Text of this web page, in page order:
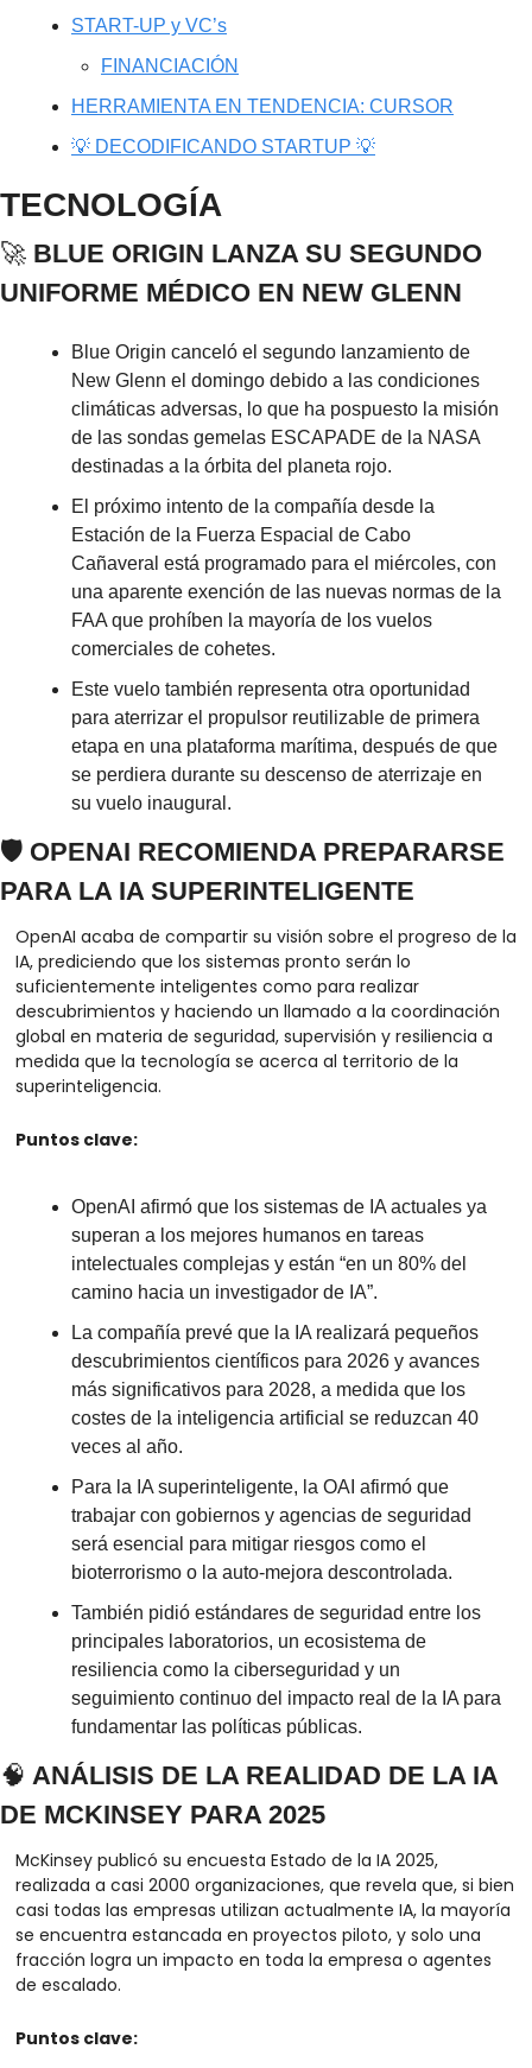
START-UP y VC’s
FINANCIACIÓN
HERRAMIENTA EN TENDENCIA: CURSOR
💡 DECODIFICANDO STARTUP 💡
TECNOLOGÍA
🚀 BLUE ORIGIN LANZA SU SEGUNDO
UNIFORME MÉDICO EN NEW GLENN
Blue Origin canceló el segundo lanzamiento de
New Glenn el domingo debido a las condiciones
climáticas adversas, lo que ha pospuesto la misión
de las sondas gemelas ESCAPADE de la NASA
destinadas a la órbita del planeta rojo.
El próximo intento de la compañía desde la
Estación de la Fuerza Espacial de Cabo
Cañaveral está programado para el miércoles, con
una aparente exención de las nuevas normas de la
FAA que prohíben la mayoría de los vuelos
comerciales de cohetes.
Este vuelo también representa otra oportunidad
para aterrizar el propulsor reutilizable de primera
etapa en una plataforma marítima, después de que
se perdiera durante su descenso de aterrizaje en
su vuelo inaugural.
🛡️ OPENAI RECOMIENDA PREPARARSE
PARA LA IA SUPERINTELIGENTE
OpenAI acaba de compartir su visión sobre el progreso de la
IA, prediciendo que los sistemas pronto serán lo
suficientemente inteligentes como para realizar
descubrimientos y haciendo un llamado a la coordinación
global en materia de seguridad, supervisión y resiliencia a
medida que la tecnología se acerca al territorio de la
superinteligencia.
Puntos clave:
OpenAI afirmó que los sistemas de IA actuales ya
superan a los mejores humanos en tareas
intelectuales complejas y están “en un 80% del
camino hacia un investigador de IA”.
La compañía prevé que la IA realizará pequeños
descubrimientos científicos para 2026 y avances
más significativos para 2028, a medida que los
costes de la inteligencia artificial se reduzcan 40
veces al año.
Para la IA superinteligente, la OAI afirmó que
trabajar con gobiernos y agencias de seguridad
será esencial para mitigar riesgos como el
bioterrorismo o la auto-mejora descontrolada.
También pidió estándares de seguridad entre los
principales laboratorios, un ecosistema de
resiliencia como la ciberseguridad y un
seguimiento continuo del impacto real de la IA para
fundamentar las políticas públicas.
🧠 ANÁLISIS DE LA REALIDAD DE LA IA
DE MCKINSEY PARA 2025
McKinsey publicó su encuesta Estado de la IA 2025,
realizada a casi 2000 organizaciones, que revela que, si bien
casi todas las empresas utilizan actualmente IA, la mayoría
se encuentra estancada en proyectos piloto, y solo una
fracción logra un impacto en toda la empresa o agentes
de escalado.
Puntos clave: